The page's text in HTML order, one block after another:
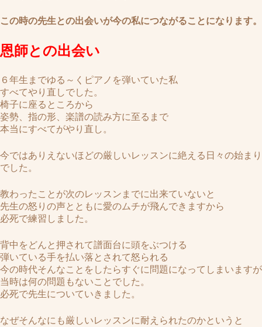
この時の先生との出会いが今の私につながることになります。
恩師との出会い
６年生までゆる～くピアノを弾いていた私
すべてやり直しでした。
椅子に座るところから
姿勢、指の形、楽譜の読み方に至るまで
本当にすべてがやり直し。
今ではありえないほどの厳しいレッスンに絶える日々の始まり
でした。
教わったことが次のレッスンまでに出来ていないと
先生の怒りの声とともに愛のムチが飛んできますから
必死で練習しました。
背中をどんと押されて譜面台に頭をぶつける
弾いている手を払い落とされて怒られる
今の時代そんなことをしたらすぐに問題になってしまいますが
当時は何の問題もないことでした。
必死で先生についていきました。
なぜそんなにも厳しいレッスンに耐えられたのかというと